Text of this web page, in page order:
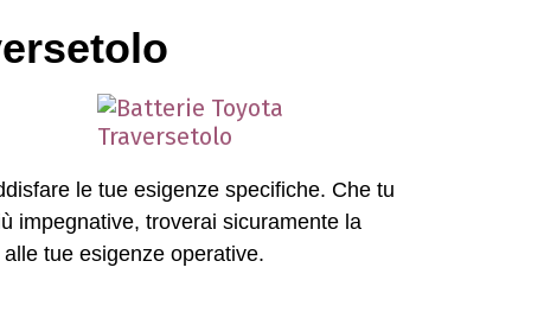
le tue esigenze specifiche. Che tu
impegnative, troverai sicuramente la
tue esigenze operative.